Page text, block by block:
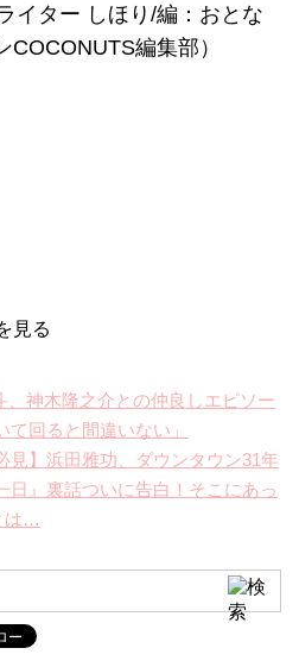
イター しほり/編：おとな
編集部）
見る
、神木隆之介との仲良しエピソー
て回ると間違いない」
見】浜田雅功、ダウンタウン31年
日』裏話ついに告白！そこにあっ
は…